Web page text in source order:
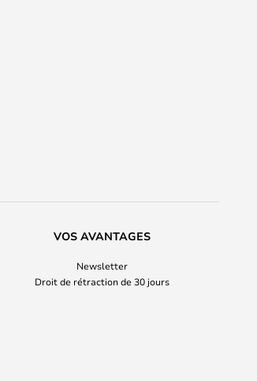
VOS AVANTAGES
Newsletter
Droit de rétraction de 30 jours